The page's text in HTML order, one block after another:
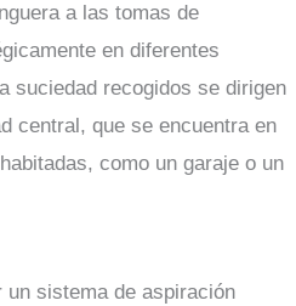
a las tomas de
en diferentes
suciedad recogidos se dirigen
central, que se encuentra en
como un garaje o un
sistema de aspiración